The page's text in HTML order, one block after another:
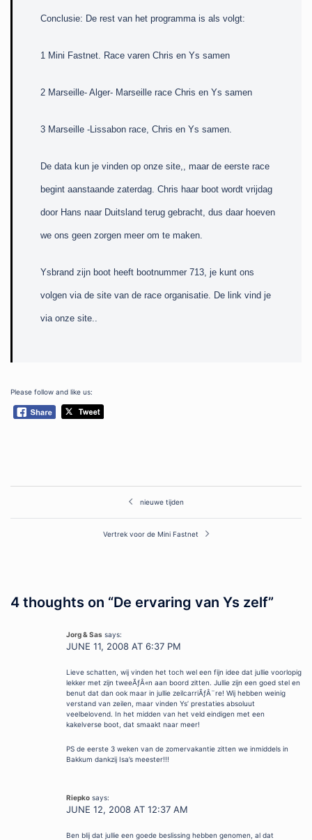
Conclusie: De rest van het programma is als volgt:
1 Mini Fastnet. Race varen Chris en Ys samen
2 Marseille- Alger- Marseille race Chris en Ys samen
3 Marseille -Lissabon race, Chris en Ys samen.
De data kun je vinden op onze site,, maar de eerste race
begint aanstaande zaterdag. Chris haar boot wordt vrijdag
door Hans naar Duitsland terug gebracht, dus daar hoeven
we ons geen zorgen meer om te maken.
Ysbrand zijn boot heeft bootnummer 713, je kunt ons
volgen via de site van de race organisatie. De link vind je
via onze site..
Please follow and like us:
navigation
nieuwe tijden
Vertrek voor de Mini Fastnet
4 thoughts on “De ervaring van Ys zelf”
Jorg & Sas says:
JUNE 11, 2008 AT 6:37 PM
Lieve schatten, wij vinden het toch wel een fijn idee dat jullie voorlopig
lekker met zijn tweeÃƒÂ«n aan boord zitten. Jullie zijn een goed stel en
benut dat dan ook maar in jullie zeilcarriÃƒÂ¨re! Wij hebben weinig
verstand van zeilen, maar vinden Ys’ prestaties absoluut
veelbelovend. In het midden van het veld eindigen met een
kakelverse boot, dat smaakt naar meer!
PS de eerste 3 weken van de zomervakantie zitten we inmiddels in
Bakkum dankzij Isa’s meester!!!
Riepko says:
JUNE 12, 2008 AT 12:37 AM
Ben blij dat jullie een goede beslissing hebben genomen, al dat